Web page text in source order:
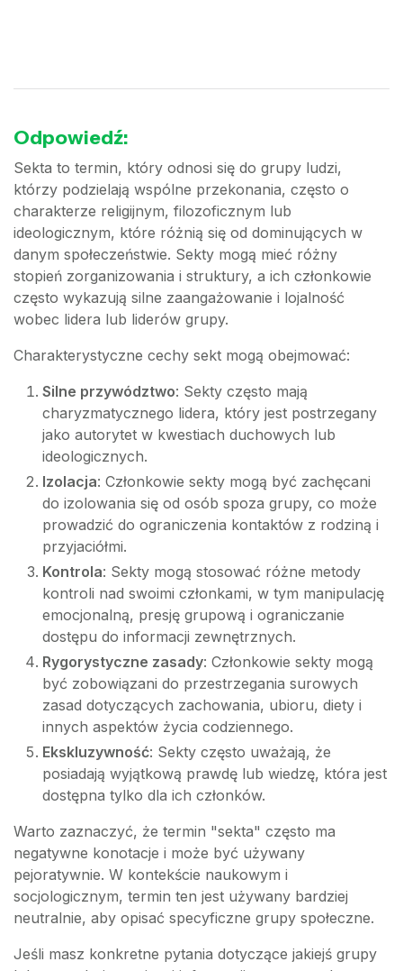
Odpowiedź:
Sekta to termin, który odnosi się do grupy ludzi,
którzy podzielają wspólne przekonania, często o
charakterze religijnym, filozoficznym lub
ideologicznym, które różnią się od dominujących w
danym społeczeństwie. Sekty mogą mieć różny
stopień zorganizowania i struktury, a ich członkowie
często wykazują silne zaangażowanie i lojalność
wobec lidera lub liderów grupy.
Charakterystyczne cechy sekt mogą obejmować:
Silne przywództwo: Sekty często mają
charyzmatycznego lidera, który jest postrzegany
jako autorytet w kwestiach duchowych lub
ideologicznych.
Izolacja: Członkowie sekty mogą być zachęcani
do izolowania się od osób spoza grupy, co może
prowadzić do ograniczenia kontaktów z rodziną i
przyjaciółmi.
Kontrola: Sekty mogą stosować różne metody
kontroli nad swoimi członkami, w tym manipulację
emocjonalną, presję grupową i ograniczanie
dostępu do informacji zewnętrznych.
Rygorystyczne zasady: Członkowie sekty mogą
być zobowiązani do przestrzegania surowych
zasad dotyczących zachowania, ubioru, diety i
innych aspektów życia codziennego.
Ekskluzywność: Sekty często uważają, że
posiadają wyjątkową prawdę lub wiedzę, która jest
dostępna tylko dla ich członków.
Warto zaznaczyć, że termin "sekta" często ma
negatywne konotacje i może być używany
pejoratywnie. W kontekście naukowym i
socjologicznym, termin ten jest używany bardziej
neutralnie, aby opisać specyficzne grupy społeczne.
Jeśli masz konkretne pytania dotyczące jakiejś grupy